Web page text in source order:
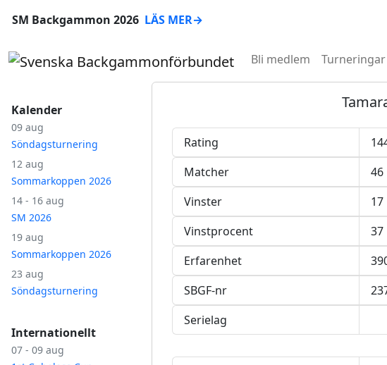
SM Backgammon 2026 LÄS MER→
Bli medlem Turneringar
Kalender
09 aug
Söndagsturnering
12 aug
Sommarkoppen 2026
14 - 16 aug
SM 2026
19 aug
Sommarkoppen 2026
23 aug
Söndagsturnering
Internationellt
07 - 09 aug
Rating
Matcher
46
Vinster
17
Vinstprocent
37
Erfarenhet
SBGF-nr
Serielag